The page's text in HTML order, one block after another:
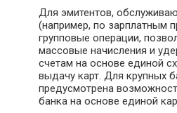
Для эмитентов,
(например, по зарплатным
групповые операции,
массовые начисления и
счетам на основе единой
выдачу карт. Для крупных
предусмотрена
банка на основе единой